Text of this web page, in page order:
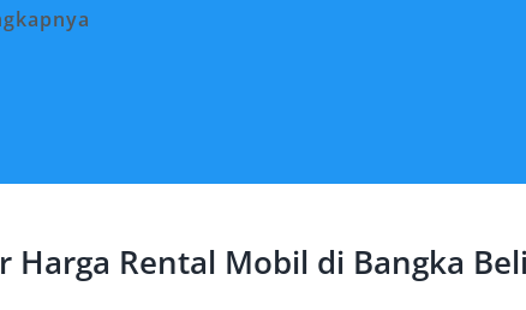
untuk menjawab kebutuhan
langsung, efisien, dan tanpa
Harga Rental Mobil di Bangka